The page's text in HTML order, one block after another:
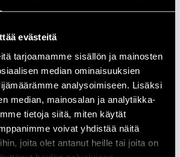
evästeitä
tarjoamamme sisällön ja mainosten
median ominaisuuksien
analysoimiseen. Lisäksi
median, mainosalan ja analytiikka-
tietoja siitä, miten käytät
voivat yhdistää näitä
joita olet antanut heille tai joita on
keys, voc, harmonica, g
g
g
dr